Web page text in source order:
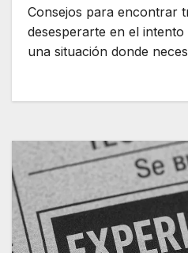
Consejos para encontrar
desesperarte en el
una situación donde